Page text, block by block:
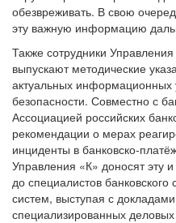
обезвреживать. В свою
эту важную информацию
Также сотрудники
выпускают методические
актуальных информационных
безопасности. Совместно с
Ассоциацией российских
рекомендации о мерах
инциденты в банковско-
Управления «К» доносят
до специалистов
систем, выступая с
специализированных